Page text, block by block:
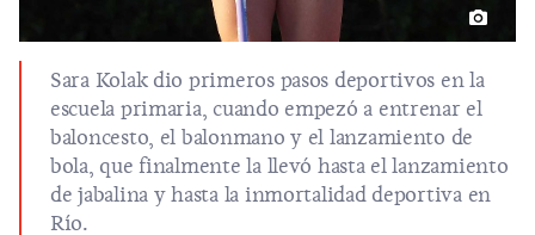
Sara Kolak dio primeros pasos deportivos en la
escuela primaria, cuando empezó a entrenar el
baloncesto, el balonmano y el lanzamiento de
bola, que finalmente la llevó hasta el lanzamiento
de jabalina y hasta la inmortalidad deportiva en
Río.